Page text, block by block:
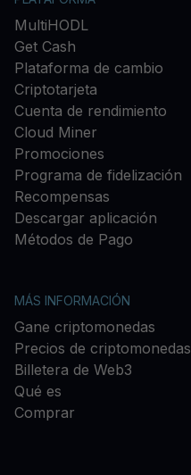
MultiHODL
Get Cash
Plataforma de cambio
Criptotarjeta
Cuenta de rendimiento
Cloud Miner
Promociones
Programa de fidelización
Recompensas
Descargar aplicación
Métodos de Pago
MÁS INFORMACIÓN
Gane criptomonedas
Precios de criptomonedas
Billetera de Web3
Qué es
Comprar